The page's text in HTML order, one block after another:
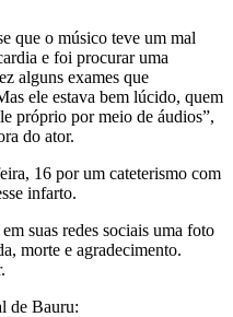
que o músico teve um mal
e foi procurar uma
alguns exames que
ele estava bem lúcido, quem
próprio por meio de áudios”,
do ator.
16 por um cateterismo com
infarto.
suas redes sociais uma foto
morte e agradecimento.
de Bauru: